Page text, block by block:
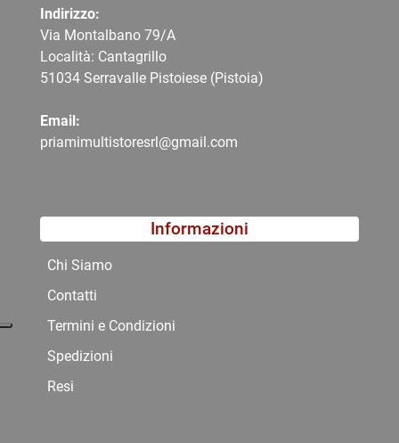
Indirizzo:
Via Montalbano 79/A
Località: Cantagrillo
51034 Serravalle Pistoiese (Pistoia)
Email:
priamimultistoresrl@gmail.com
Informazioni
Chi Siamo
Contatti
Termini e Condizioni
Spedizioni
Resi